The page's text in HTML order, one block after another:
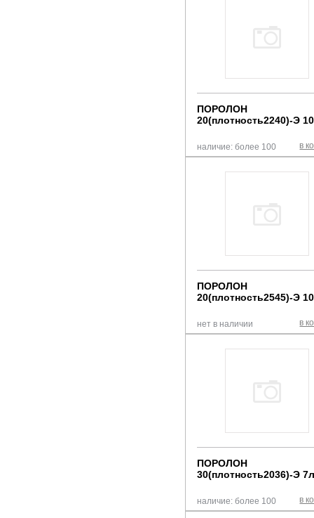
ПОРОЛОН
20(плотность2240)-Э
в
наличие: более 100
ПОРОЛОН
20(плотность2545)-Э
в
нет в наличии
ПОРОЛОН
30(плотность2036)-Э
в
наличие: более 100